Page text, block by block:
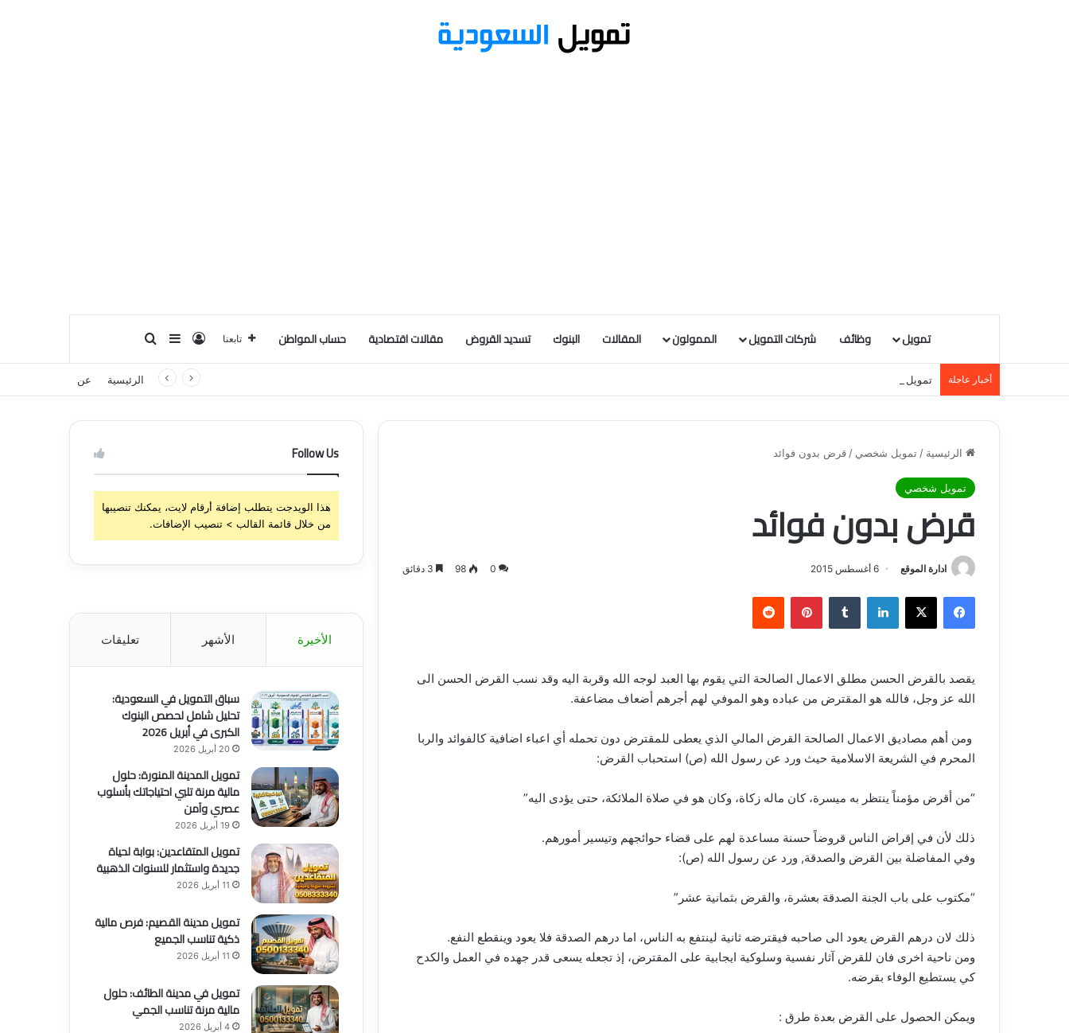
تمويل وظائف شركات التمويل الممولون المقالات البنوك تسديد القروض مقالات اقتصادية حساب المواطن تابعنا تسجيل الدخول
إضافة عمود جانبي
أخبار عاجلة تمويل المدينة المنورة: حلول مالية مرنة تلبي احتياجاتك بأسلوب عصري وآمن الرئيسية عن
الرئيسية / تمويل شخصي / قرض بدون فوائد
تمويل شخصي
قرض بدون فوائد
ادارة الموقع 6 أغسطس 2015 0
98
فيسبوك لينكدإن بينتيريست
يقصد بالقرض الحسن مطلق الاعمال الصالحة التي يقوم بها العبد لوجه الله وقربة اليه وقد نسب القرض الحسن الى
الله عز وجل، فالله هو المقترض من عباده وهو الموفي لهم أجرهم أضعاف مضاعفة.
ومن أهم مصاديق الاعمال الصالحة القرض المالي الذي يعطى للمقترض دون تحمله أي اعباء اضافية كالفوائد والربا
المحرم في الشريعة الاسلامية حيث ورد عن رسول الله (ص) استحباب القرض:
“من أقرض مؤمناً ينتظر به ميسرة، كان ماله زكاة، وكان هو في صلاة الملائكة، حتى يؤدى اليه”
ذلك لأن في إقراض الناس قروضاً حسنة مساعدة لهم على قضاء حوائجهم وتيسير أمورهم.
وفي المفاضلة بين القرض والصدقة, ورد عن رسول الله (ص):
“مكتوب على باب الجنة الصدقة بعشرة، والقرض بثمانية عشر”
ذلك لان درهم القرض يعود الى صاحبه فيقترضه ثانية لينتفع به الناس، اما درهم الصدقة فلا يعود وينقطع النفع.
ومن ناحية اخرى فان للقرض آثار نفسية وسلوكية ايجابية على المقترض، إذ تجعله يسعى قدر جهده في العمل والكدح
كي يستطيع الوفاء بقرضه.
ويمكن الحصول على القرض بعدة طرق :
Follow Us
هذا الويدجت يتطلب إضافة أرقام لايت، يمكنك تنصيبها
من خلال قائمة القالب > تنصيب الإضافات.
الأخيرة الأشهر تعليقات
سباق التمويل في السعودية:
تحليل شامل لحصص البنوك
الكبرى في أبريل 2026
20 أبريل 2026
تمويل المدينة المنورة: حلول
مالية مرنة تلبي احتياجاتك بأسلوب
عصري وآمن
19 أبريل 2026
تمويل المتقاعدين: بوابة لحياة
جديدة واستثمار للسنوات الذهبية
11 أبريل 2026
تمويل مدينة القصيم: فرص مالية
ذكية تناسب الجميع
11 أبريل 2026
تمويل في مدينة الطائف: حلول
مالية مرنة تناسب الجمي
4 أبريل 2026